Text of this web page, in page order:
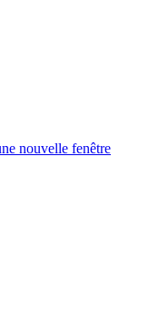
nouvelle fenêtre